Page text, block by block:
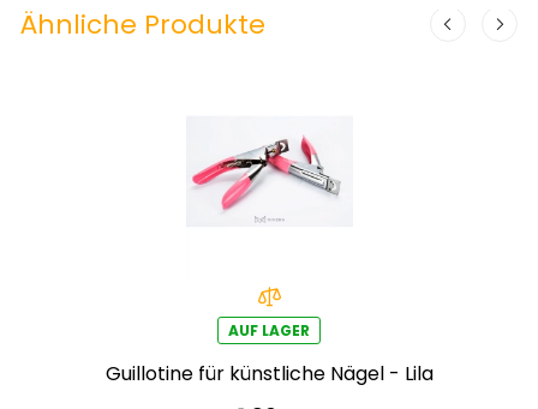
Ähnliche Produkte
AUF LAGER
Guillotine für künstliche Nägel - Lila